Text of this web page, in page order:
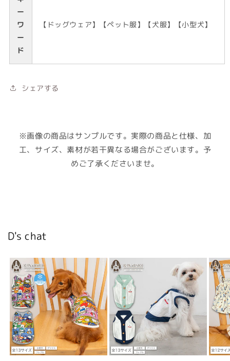
ー
ワ
ー
ド
【ドッグウェア】【ペット服】【犬服】【小型犬】
シェアする
※画像の商品はサンプルです。実際の商品と仕様、加
工、サイズ、素材が若干異なる場合がございます。予
めご了承くださいませ。
D's chat